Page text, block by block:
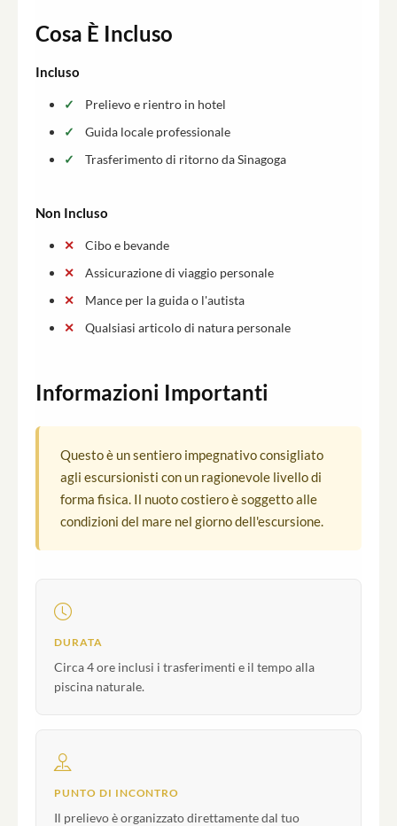
Cosa È Incluso
Incluso
Prelievo e rientro in hotel
Guida locale professionale
Trasferimento di ritorno da Sinagoga
Non Incluso
Cibo e bevande
Assicurazione di viaggio personale
Mance per la guida o l'autista
Qualsiasi articolo di natura personale
Informazioni Importanti
Questo è un sentiero impegnativo consigliato
agli escursionisti con un ragionevole livello di
forma fisica. Il nuoto costiero è soggetto alle
condizioni del mare nel giorno dell'escursione.
DURATA
Circa 4 ore inclusi i trasferimenti e il tempo alla
piscina naturale.
PUNTO DI INCONTRO
Il prelievo è organizzato direttamente dal tuo